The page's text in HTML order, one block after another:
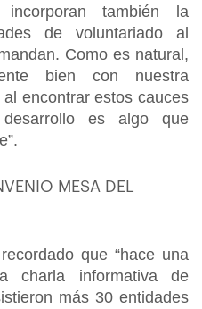
también la
de voluntariado al
Como es natural,
bien con nuestra
encontrar estos cauces
es algo que
que “hace una
charla informativa de
más 30 entidades